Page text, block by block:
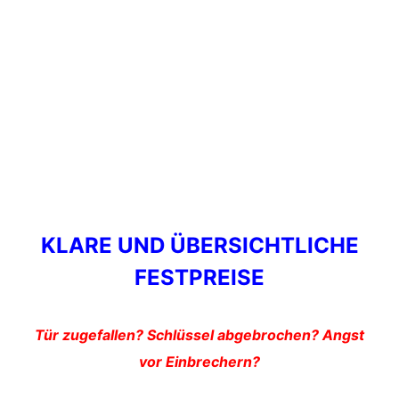
KLARE UND ÜBERSICHTLICHE
FESTPREISE
Tür zugefallen? Schlüssel abgebrochen? Angst
vor Einbrechern?